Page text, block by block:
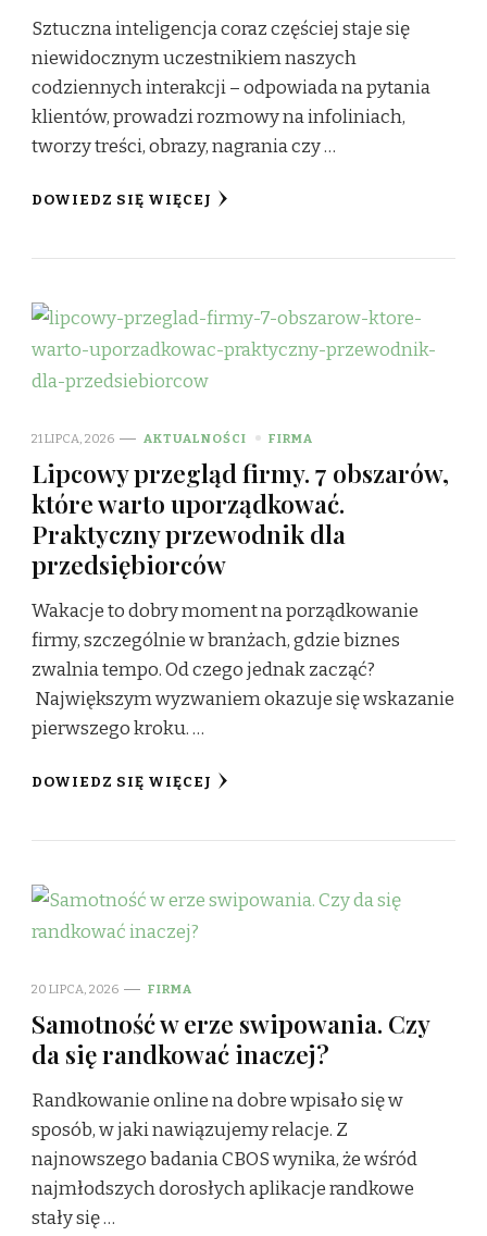
Sztuczna inteligencja coraz częściej staje się
niewidocznym uczestnikiem naszych
codziennych interakcji – odpowiada na pytania
klientów, prowadzi rozmowy na infoliniach,
tworzy treści, obrazy, nagrania czy …
DOWIEDZ SIĘ WIĘCEJ
21 LIPCA, 2026 AKTUALNOŚCI FIRMA
Lipcowy przegląd firmy. 7 obszarów,
które warto uporządkować.
Praktyczny przewodnik dla
przedsiębiorców
Wakacje to dobry moment na porządkowanie
firmy, szczególnie w branżach, gdzie biznes
zwalnia tempo. Od czego jednak zacząć?
Największym wyzwaniem okazuje się wskazanie
pierwszego kroku. …
DOWIEDZ SIĘ WIĘCEJ
20 LIPCA, 2026 FIRMA
Samotność w erze swipowania. Czy
da się randkować inaczej?
Randkowanie online na dobre wpisało się w
sposób, w jaki nawiązujemy relacje. Z
najnowszego badania CBOS wynika, że wśród
najmłodszych dorosłych aplikacje randkowe
stały się …